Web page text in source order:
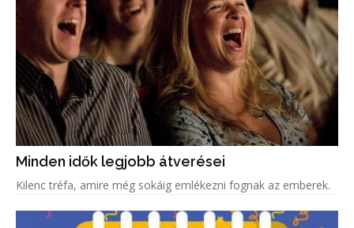
Minden idők legjobb átverései
Kilenc tréfa, amire még sokáig emlékezni fognak az emberek.